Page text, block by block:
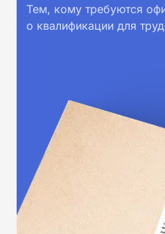
Тем, кому требуются
о квалификации для